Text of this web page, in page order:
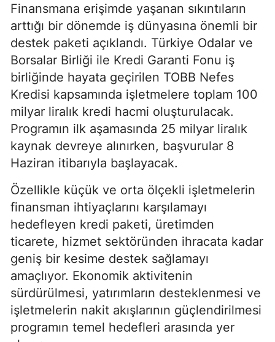
Finansmana erişimde yaşanan sıkıntıların
arttığı bir dönemde iş dünyasına önemli bir
destek paketi açıklandı. Türkiye Odalar ve
Borsalar Birliği ile Kredi Garanti Fonu iş
birliğinde hayata geçirilen TOBB Nefes
Kredisi kapsamında işletmelere toplam 100
milyar liralık kredi hacmi oluşturulacak.
Programın ilk aşamasında 25 milyar liralık
kaynak devreye alınırken, başvurular 8
Haziran itibarıyla başlayacak.
Özellikle küçük ve orta ölçekli işletmelerin
finansman ihtiyaçlarını karşılamayı
hedefleyen kredi paketi, üretimden
ticarete, hizmet sektöründen ihracata kadar
geniş bir kesime destek sağlamayı
amaçlıyor. Ekonomik aktivitenin
sürdürülmesi, yatırımların desteklenmesi ve
işletmelerin nakit akışlarının güçlendirilmesi
programın temel hedefleri arasında yer